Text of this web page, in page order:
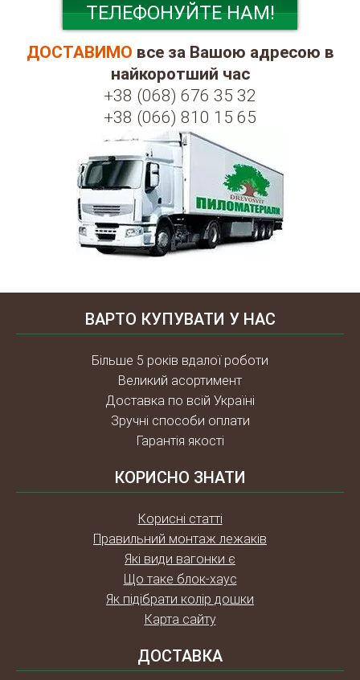
ТЕЛЕФОНУЙТЕ НАМ!
ДОСТАВИМО все за Вашою адресою в
найкоротший час
+38 (068) 676 35 32
+38 (066) 810 15 65
ВАРТО КУПУВАТИ У НАС
Більше 5 років вдалої роботи
Великий асортимент
Доставка по всій Україні
Зручні способи оплати
Гарантія якості
КОРИСНО ЗНАТИ
Корисні статті
Правильний монтаж лежаків
Які види вагонки є
Що таке блок-хаус
Як підібрати колір дошки
Карта сайту
ДОСТАВКА